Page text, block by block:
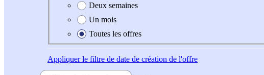
Deux semaines
Un mois
Toutes les offres
Appliquerle filtre de date de création de l'offre